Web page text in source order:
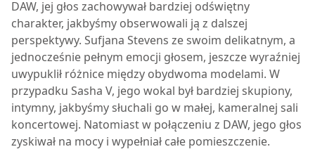
DAW, jej głos zachowywał bardziej odświętny
charakter, jakbyśmy obserwowali ją z dalszej
perspektywy. Sufjana Stevens ze swoim delikatnym, a
jednocześnie pełnym emocji głosem, jeszcze wyraźniej
uwypuklił różnice między obydwoma modelami. W
przypadku Sasha V, jego wokal był bardziej skupiony,
intymny, jakbyśmy słuchali go w małej, kameralnej sali
koncertowej. Natomiast w połączeniu z DAW, jego głos
zyskiwał na mocy i wypełniał całe pomieszczenie.